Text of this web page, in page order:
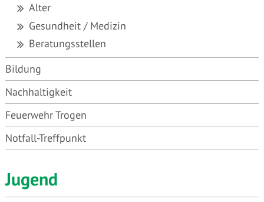
Alter
Gesundheit / Medizin
Beratungsstellen
Bildung
Nachhaltigkeit
Feuerwehr Trogen
Notfall-Treffpunkt
Jugend